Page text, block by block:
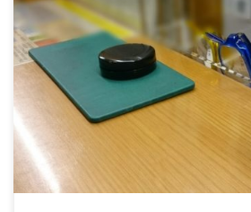
よくある就職ランキングでも、まだ信
モンスター社が2019年2月に2 […]